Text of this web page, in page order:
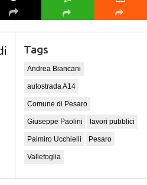
Tags
Andrea Biancani
autostrada A14
Comune di Pesaro
Giuseppe Paolini lavori pubblici
Palmiro Ucchielli Pesaro
Vallefoglia